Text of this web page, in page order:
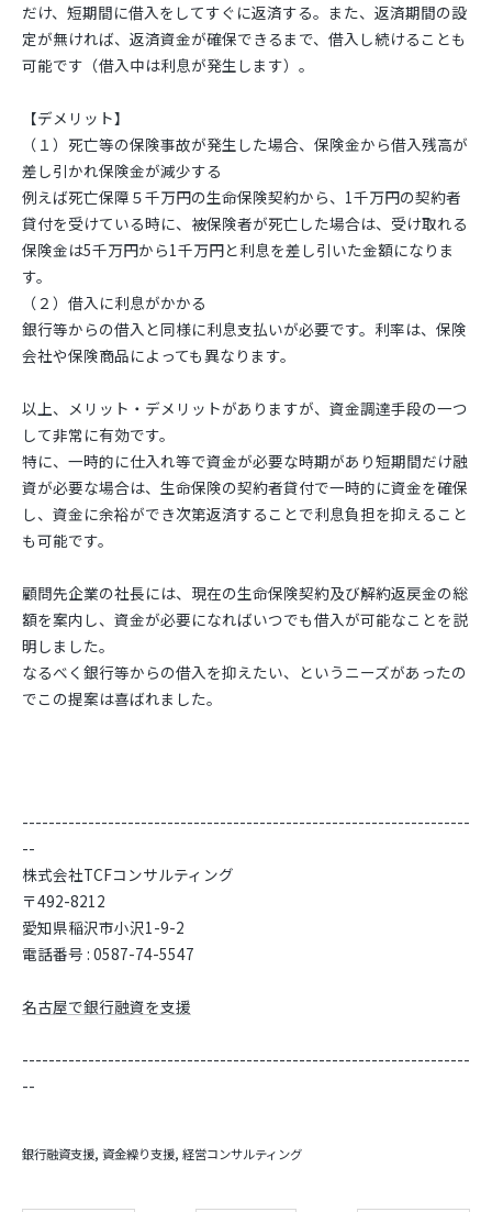
だけ、短期間に借入をしてすぐに返済する。また、返済期間の設
定が無ければ、返済資金が確保できるまで、借入し続けることも
可能です（借入中は利息が発生します）。
【デメリット】
（１）死亡等の保険事故が発生した場合、保険金から借入残高が
差し引かれ保険金が減少する
例えば死亡保障５千万円の生命保険契約から、1千万円の契約者
貸付を受けている時に、被保険者が死亡した場合は、受け取れる
保険金は5千万円から1千万円と利息を差し引いた金額になりま
す。
（２）借入に利息がかかる
銀行等からの借入と同様に利息支払いが必要です。利率は、保険
会社や保険商品によっても異なります。
以上、メリット・デメリットがありますが、資金調達手段の一つ
して非常に有効です。
特に、一時的に仕入れ等で資金が必要な時期があり短期間だけ融
資が必要な場合は、生命保険の契約者貸付で一時的に資金を確保
し、資金に余裕ができ次第返済することで利息負担を抑えること
も可能です。
顧問先企業の社長には、現在の生命保険契約及び解約返戻金の総
額を案内し、資金が必要になればいつでも借入が可能なことを説
明しました。
なるべく銀行等からの借入を抑えたい、というニーズがあったの
でこの提案は喜ばれました。
--------------------------------------------------------------------
--
株式会社TCFコンサルティング
〒492-8212
愛知県稲沢市小沢1-9-2
電話番号 : 0587-74-5547
名古屋で銀行融資を支援
--------------------------------------------------------------------
--
銀行融資支援 資金繰り支援 経営コンサルティング